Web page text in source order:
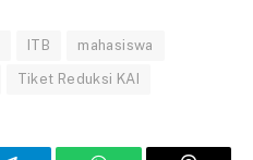
ITB mahasiswa
Tiket Reduksi KAI